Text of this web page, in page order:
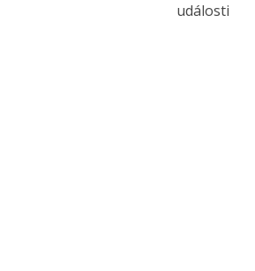
události